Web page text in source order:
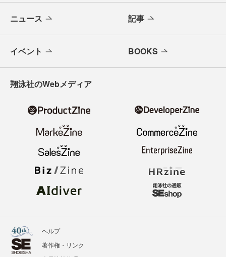
ニュース 記事
イベント BOOKS
翔泳社のWebメディア
ヘルプ
著作権・リンク